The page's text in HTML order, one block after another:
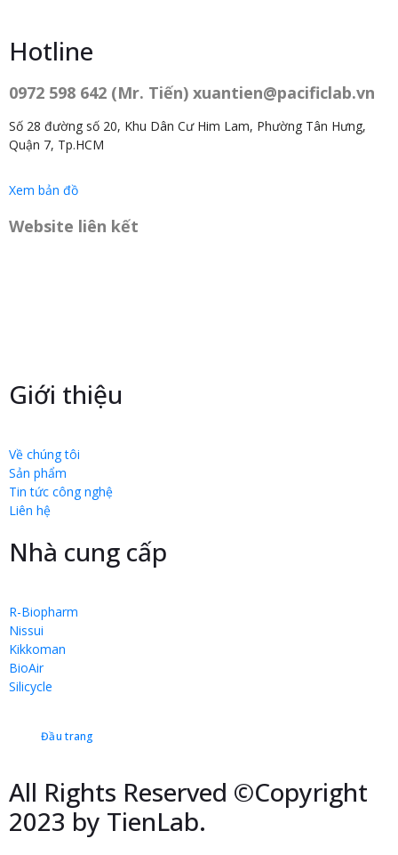
Hotline
0972 598 642 (Mr. Tiến) xuantien@pacificlab.vn
Số 28 đường số 20, Khu Dân Cư Him Lam, Phường Tân Hưng,
Quận 7, Tp.HCM
Xem bản đồ
Website liên kết
Giới thiệu
Về chúng tôi
Sản phẩm
Tin tức công nghệ
Liên hệ
Nhà cung cấp
R-Biopharm
Nissui
Kikkoman
BioAir
Silicycle
Đầu trang
All Rights Reserved ©Copyright
2023 by TienLab.